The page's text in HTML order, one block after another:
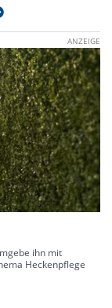
ANZEIGE
ihn mit
Heckenpflege